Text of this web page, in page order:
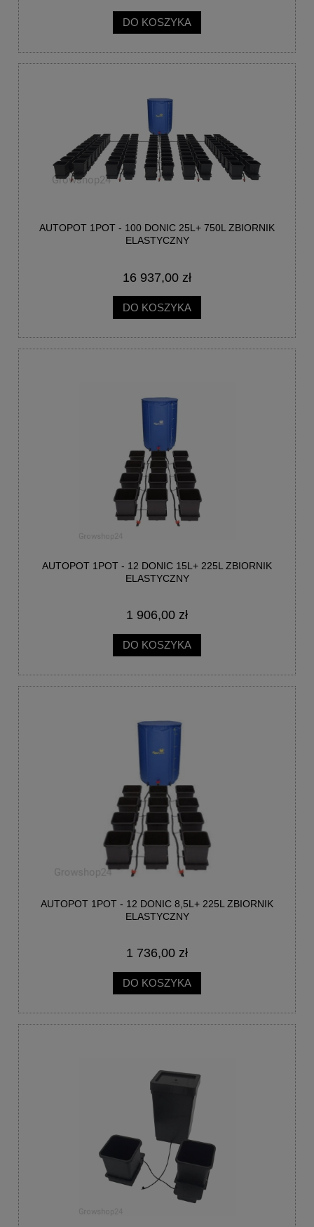
DO KOSZYKA
AUTOPOT 1POT - 100 DONIC 25L+ 750L ZBIORNIK
ELASTYCZNY
16 937,00 zł
DO KOSZYKA
AUTOPOT 1POT - 12 DONIC 15L+ 225L ZBIORNIK
ELASTYCZNY
1 906,00 zł
DO KOSZYKA
AUTOPOT 1POT - 12 DONIC 8,5L+ 225L ZBIORNIK
ELASTYCZNY
1 736,00 zł
DO KOSZYKA